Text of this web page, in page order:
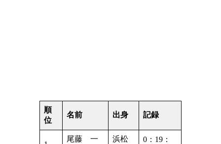
順
位
名前 出身 記録
尾藤 一 浜松 0：19：